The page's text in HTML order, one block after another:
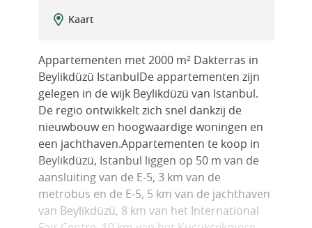
Kaart
Appartementen met 2000 m² Dakterras in
Beylikdüzü IstanbulDe appartementen zijn
gelegen in de wijk Beylikdüzü van Istanbul.
De regio ontwikkelt zich snel dankzij de
nieuwbouw en hoogwaardige woningen en
een jachthaven.Appartementen te koop in
Beylikdüzü, Istanbul liggen op 50 m van de
aansluiting van de E-5, 3 km van de
metrobus en de E-5, 5 km van de jachthaven
van Beylikdüzü, 8 km van het International